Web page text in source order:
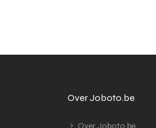
Over Joboto.be
Over Joboto.be